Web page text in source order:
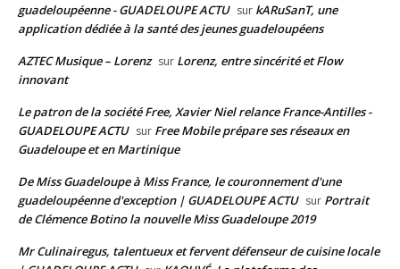
guadeloupéenne - GUADELOUPE ACTU sur kARuSanT, une
application dédiée à la santé des jeunes guadeloupéens
AZTEC Musique – Lorenz sur Lorenz, entre sincérité et Flow
innovant
Le patron de la société Free, Xavier Niel relance France-Antilles -
GUADELOUPE ACTU sur Free Mobile prépare ses réseaux en
Guadeloupe et en Martinique
De Miss Guadeloupe à Miss France, le couronnement d'une
guadeloupéenne d'exception | GUADELOUPE ACTU sur Portrait
de Clémence Botino la nouvelle Miss Guadeloupe 2019
Mr Culinairegus, talentueux et fervent défenseur de cuisine locale